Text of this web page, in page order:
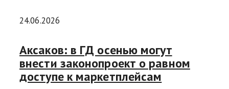
24.06.2026
Аксаков: в ГД осенью могут
внести законопроект о равном
доступе к маркетплейсам